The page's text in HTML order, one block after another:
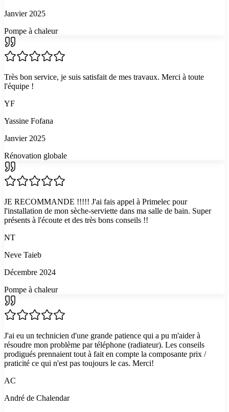
Janvier 2025
Pompe à chaleur
Très bon service, je suis satisfait de mes travaux. Merci à toute
l'équipe !
YF
Yassine Fofana
Janvier 2025
Rénovation globale
JE RECOMMANDE !!!!! J'ai fais appel à Primelec pour
l'installation de mon sèche-serviette dans ma salle de bain. Super
présents à l'écoute et des très bons conseils !!
NT
Neve Taieb
Décembre 2024
Pompe à chaleur
J'ai eu un technicien d'une grande patience qui a pu m'aider à
résoudre mon problème par téléphone (radiateur). Les conseils
prodigués prennaient tout à fait en compte la composante prix /
praticité ce qui n'est pas toujours le cas. Merci!
AC
André de Chalendar